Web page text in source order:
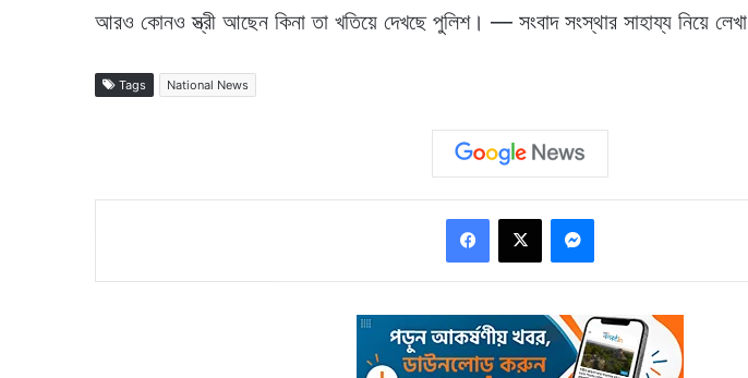
আরও কোনও স্ত্রী আছেন কিনা তা খতিয়ে দেখছে পুলিশ। — সংবাদ সংস্থার সাহায্য নিয়ে লেখা
Tags National News